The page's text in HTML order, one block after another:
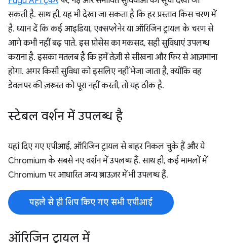
सकती है. साथ ही, यह भी देखा जा सकता है कि हर प्रस्ताव किस चरण में
है. ध्यान दें कि कई आइडिया, एक्सप्लेनेर या ऑरिजिन ट्रायल के चरण से
आगे कभी नहीं बढ़ पाते. इस प्रोसेस का मकसद, सही सुविधाएं उपलब्ध
कराना है. इसका मतलब है कि हमें तेज़ी से सीखना और फिर से आज़माना
होगा. अगर किसी सुविधा को इसलिए नहीं भेजा जाता है, क्योंकि वह
डेवलपर की ज़रूरत को पूरा नहीं करती, तो यह ठीक है.
स्टेबल वर्शन में उपलब्ध है
यहां दिए गए एपीआई, ऑरिजिन ट्रायल से बाहर निकल चुके हैं और ये
Chromium के सबसे नए वर्शन में उपलब्ध हैं. साथ ही, कई मामलों में
Chromium पर आधारित अन्य ब्राउज़र में भी उपलब्ध हैं.
पहले से ही शिप किए गए सभी एपीआई
ऑरिजिन ट्रायल में